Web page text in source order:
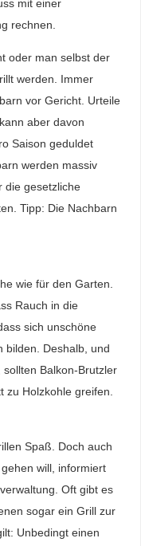
mit einer
rechnen.
oder man selbst der
werden. Immer
vor Gericht. Urteile
aber davon
Saison geduldet
werden massiv
die gesetzliche
Tipp: Die Nachbarn
wie für den Garten.
Rauch in die
sich unschöne
bilden. Deshalb, und
Balkon-Brutzler
zu Holzkohle greifen.
Spaß. Doch auch
will, informiert
Oft gibt es
sogar ein Grill zur
Unbedingt einen